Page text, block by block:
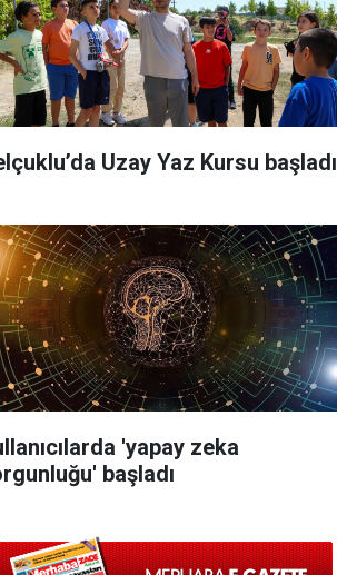
Uzay Yaz Kursu başladı
'yapay zeka
başladı